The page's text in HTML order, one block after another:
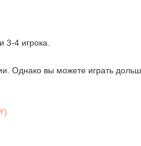
3-4 игрока.
Однако вы можете играть